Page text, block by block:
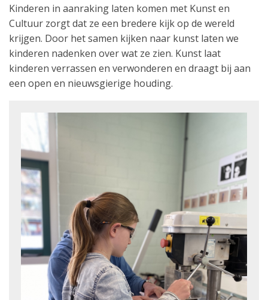
Kinderen in aanraking laten komen met Kunst en
Cultuur zorgt dat ze een bredere kijk op de wereld
krijgen. Door het samen kijken naar kunst laten we
kinderen nadenken over wat ze zien. Kunst laat
kinderen verrassen en verwonderen en draagt bij aan
een open en nieuwsgierige houding.